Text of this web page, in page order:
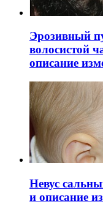
Эрозивный
волосистой
описание
Невус
и описание